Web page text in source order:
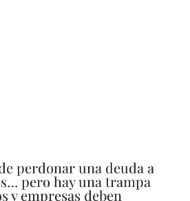
perdonar una deuda a
pero hay una trampa
y empresas deben